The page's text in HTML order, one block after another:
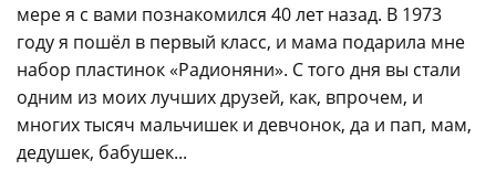
мере я с вами познакомился 40 лет назад. В 1973
году я пошёл в первый класс, и мама подарила мне
набор пластинок «Радионяни». С того дня вы стали
одним из моих лучших друзей, как, впрочем, и
многих тысяч мальчишек и девчонок, да и пап, мам,
дедушек, бабушек...